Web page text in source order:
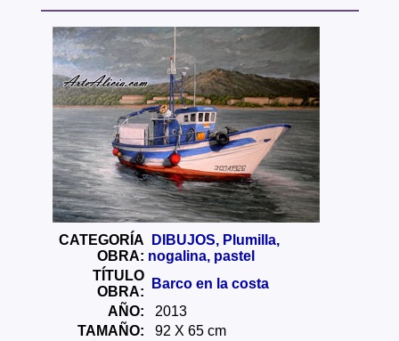
Envios a toda España: Alava, Albacete, Alicante,
Almeria, Asturias, Avila, Badajoz, Islas Baleares,
Barcelona, Burgos, Caceres, Cadiz, Cantabria,
Castellon, Ceuta, Ciudad Real, Cordoba, La
Coruña, Cuenca, Gerona, Granada, Guadalajara,
Guipuzcoa, Huelva, Huesca, Jaen, La Rioja, Leon,
Lerida, Lugo, Madrid, Malaga, Melilla, Murcia,
Navarra, Orense, Palencia, Las Palmas,
Pontevedra, Salamanca, Santa Cruz de Tenerife,
Segovia, Sevilla, Soria, Tarragona, Teruel, Toledo,
Valencia, Valladolid, Vizcaya, Zamora, Zaragoza.
También realizo envíos de mis cuadros o pinturas a
otros lugares del mundo como pueden ser Estados
Unidos, Japon, Alemania, Gran Bretaña, Francia,
Argentina, Italia...
CATEGORÍA
OBRA:
DIBUJOS, Plumilla,
nogalina, pastel
TÍTULO
OBRA:
Barco en la costa
AÑO:
2013
TAMAÑO:
92 X 65 cm